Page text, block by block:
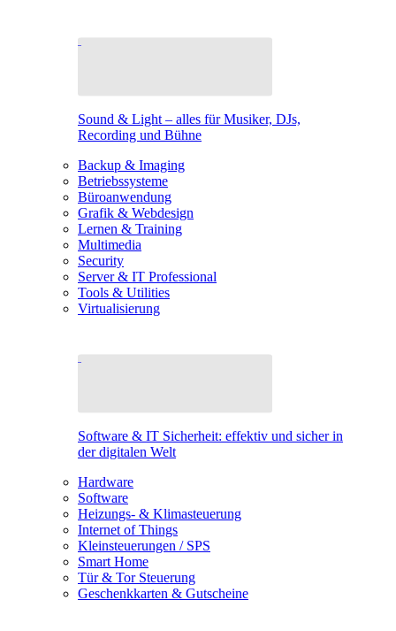
Sound & Light – alles für Musiker, DJs,
Recording und Bühne
Backup & Imaging
Betriebssysteme
Büroanwendung
Grafik & Webdesign
Lernen & Training
Multimedia
Security
Server & IT Professional
Tools & Utilities
Virtualisierung
Software & IT Sicherheit: effektiv und sicher in
der digitalen Welt
Hardware
Software
Heizungs- & Klimasteuerung
Internet of Things
Kleinsteuerungen / SPS
Smart Home
Tür & Tor Steuerung
Geschenkkarten & Gutscheine